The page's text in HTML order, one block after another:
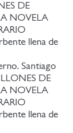
DE
NOVELA
llena de
Santiago
DE
NOVELA
llena de